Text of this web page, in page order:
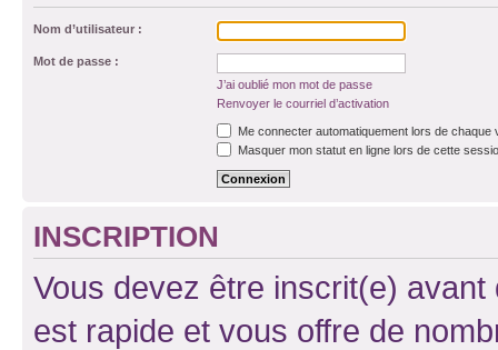
Nom d’utilisateur :
Mot de passe :
J’ai oublié mon mot de passe
Renvoyer le courriel d’activation
Me connecter automatiquement lors de chaque
Masquer mon statut en ligne lors de cette
INSCRIPTION
Vous devez être inscrit(e) avant
est rapide et vous offre de